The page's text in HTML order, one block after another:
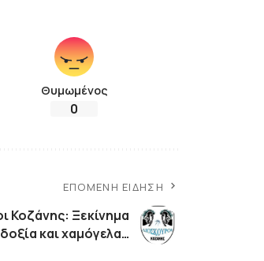
Θυμωμένος
0
ΕΠΌΜΕΝΗ ΕΊΔΗΣΗ
Κοζάνης: Ξεκίνημα
και χαμόγελα…